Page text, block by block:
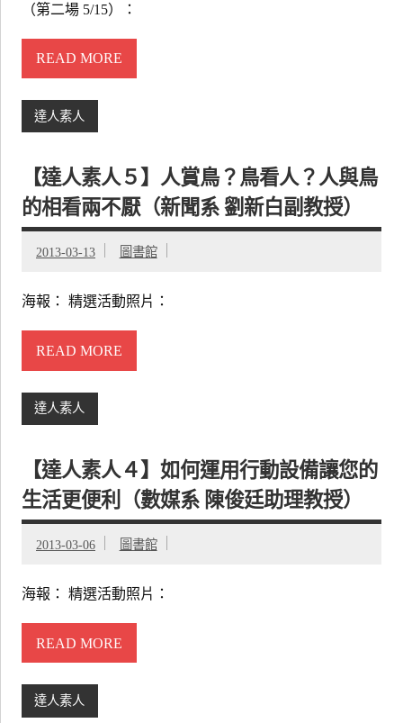
（第二場 5/15）：
READ MORE
達人素人
【達人素人５】人賞鳥？鳥看人？人與鳥
的相看兩不厭（新聞系 劉新白副教授）
2013-03-13 圖書館
海報： 精選活動照片：
READ MORE
達人素人
【達人素人４】如何運用行動設備讓您的
生活更便利（數媒系 陳俊廷助理教授）
2013-03-06 圖書館
海報： 精選活動照片：
READ MORE
達人素人